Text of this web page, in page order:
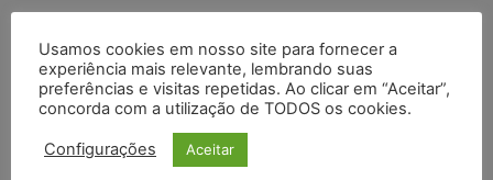
Inscreva-se
INSCREVER
Usamos cookies em nosso site para fornecer a
experiência mais relevante, lembrando suas
preferências e visitas repetidas. Ao clicar em “Aceitar”,
concorda com a utilização de TODOS os cookies.
Configurações Aceitar